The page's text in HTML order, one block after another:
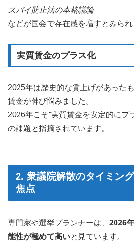
スパイ防止法の本格議論
などが国会で存在感を増すとみられ
実質賃金のプラス化
2025年は歴史的な賃上げがあった
賃金が伸び悩みました。
2026年こそ“実質賃金を安定的にプ
の課題と指摘されています。
2. 衆議院解散のタイミン
焦点
専門家や選挙プランナーは、 2026
能性が極めて高いと見ています。